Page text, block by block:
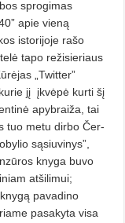
sprogimas
apie vieną
istorijoje rašo
tapo režisieriaus
„Twitter”
jį įkvėpė kurti šį
apybraiža, tai
tuo metu dirbo Čer­
sąsiuvinys”,
knyga buvo
atšili­mui;
pavadino
pasakyta visa